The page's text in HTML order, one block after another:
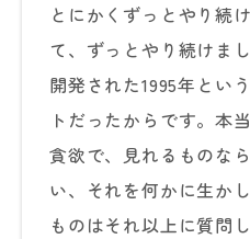
とにかくずっとやり続
て、ずっとやり続けま
開発された1995年とい
トだったからです。本
貪欲で、見れるものな
い、それを何かに生か
ものはそれ以上に質問